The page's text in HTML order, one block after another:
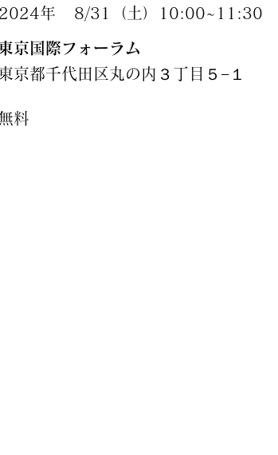
2024年 8/31（土）10:00~11:30
京国際フォーラム
京都千代田区丸の内３丁目５−１
料